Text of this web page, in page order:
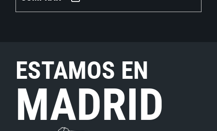
ESTAMOS EN
MADRID